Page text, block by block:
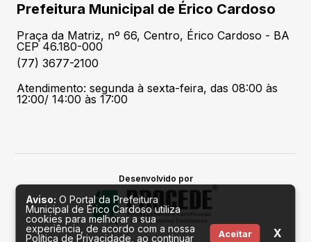
Prefeitura Municipal de Érico Cardoso
Praça da Matriz, nº 66, Centro, Érico Cardoso - BA
CEP 46.180-000
(77) 3677-2100
Atendimento: segunda à sexta-feira, das 08:00 às
12:00/ 14:00 às 17:00
Desenvolvido por
Aviso: O Portal da Prefeitura
Municipal de Érico Cardoso utiliza
cookies para melhorar a sua
experiência, de acordo com a nossa
Política de Privacidade, ao continuar
Aceitar X